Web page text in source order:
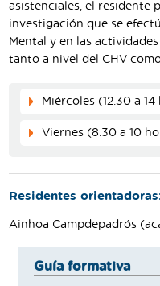
asistenciales, el residente
investigación que se
Mental y en las
tanto a nivel del CHV
Miércoles (12.30 a
Viernes (8.30 a 10
Residentes
Ainhoa Campdepadrós
Guía formativa